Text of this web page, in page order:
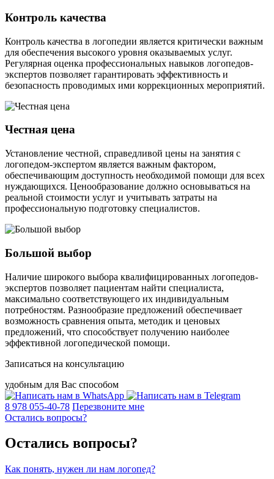
Контроль качества
Контроль качества в логопедии является критически важным
для обеспечения высокого уровня оказываемых услуг.
Регулярная оценка профессиональных навыков логопедов-
экспертов позволяет гарантировать эффективность и
безопасность проводимых ими коррекционных мероприятий.
Честная цена
Установление честной, справедливой цены на занятия с
логопедом-экспертом является важным фактором,
обеспечивающим доступность необходимой помощи для всех
нуждающихся. Ценообразование должно основываться на
реальной стоимости услуг и учитывать затраты на
профессиональную подготовку специалистов.
Большой выбор
Наличие широкого выбора квалифицированных логопедов-
экспертов позволяет пациентам найти специалиста,
максимально соответствующего их индивидуальным
потребностям. Разнообразие предложений обеспечивает
возможность сравнения опыта, методик и ценовых
предложений, что способствует получению наиболее
эффективной логопедической помощи.
Записаться на консультацию
удобным для Вас способом
8 978 055-40-78 Перезвоните мне
Остались вопросы?
Остались вопросы?
Как понять, нужен ли нам логопед?